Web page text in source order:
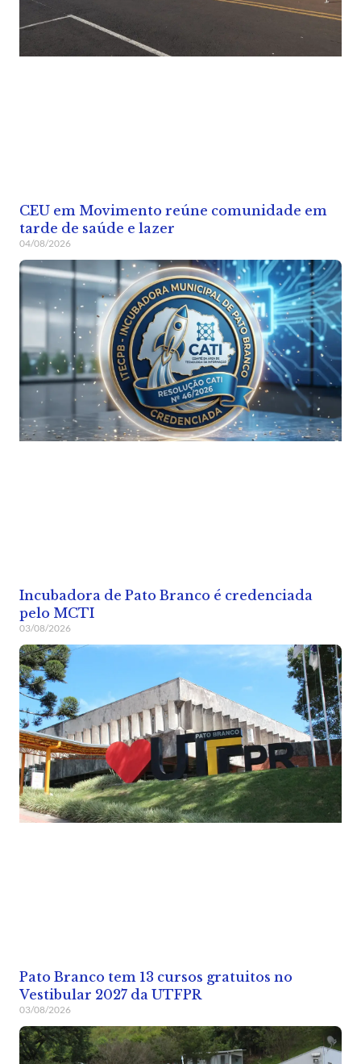
CEU em Movimento reúne comunidade em
tarde de saúde e lazer
04/08/2026
Incubadora de Pato Branco é credenciada
pelo MCTI
03/08/2026
Pato Branco tem 13 cursos gratuitos no
Vestibular 2027 da UTFPR
03/08/2026